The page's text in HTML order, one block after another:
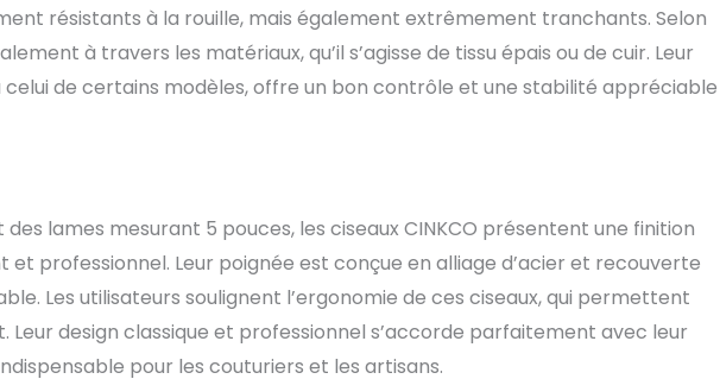
résistants à la rouille, mais également extrêmement tranchants. Selon
à travers les matériaux, qu’il s’agisse de tissu épais ou de cuir. Leur
de certains modèles, offre un bon contrôle et une stabilité appréciable
lames mesurant 5 pouces, les ciseaux CINKCO présentent une finition
professionnel. Leur poignée est conçue en alliage d’acier et recouverte
Les utilisateurs soulignent l’ergonomie de ces ciseaux, qui permettent
design classique et professionnel s’accorde parfaitement avec leur
pour les couturiers et les artisans.